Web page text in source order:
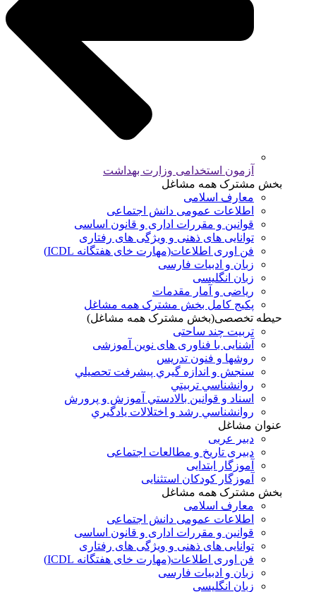
آزمون استخدامی وزارت بهداشت
بخش مشترک همه مشاغل
معارف اسلامی
اطلاعات عمومی دانش اجتماعی
قوانین و مقررات اداری و قانون اساسی
توانایی های ذهنی و ویژگی های رفتاری
فن اوری اطلاعات(مهارت خای هفتگانه ICDL)
زبان و ادبیات فارسی
زبان انگلیسی
ریاضی و آمار مقدمات
پکیج کامل بخش مشترک همه مشاغل
حیطه تخصصی(بخش مشترک همه مشاغل)
تربیت چند ساحتی
آشنایی با فناوری های نوین آموزشی
روشها و فنون تدريس
سنجش و اندازه گيري پيشرفت تحصيلي
روانشناسي تربيتي
اسناد و قوانين بالادستي آموزش و پرورش
روانشناسي رشد و اختلالات يادگيري
عنوان مشاغل
دبير عربی
دبیری تاریخ و مطالعات اجتماعی
آموزگار ابتدایی
آموزگار کودکان استثنایی
بخش مشترک همه مشاغل
معارف اسلامی
اطلاعات عمومی دانش اجتماعی
قوانین و مقررات اداری و قانون اساسی
توانایی های ذهنی و ویژگی های رفتاری
فن اوری اطلاعات(مهارت خای هفتگانه ICDL)
زبان و ادبیات فارسی
زبان انگلیسی